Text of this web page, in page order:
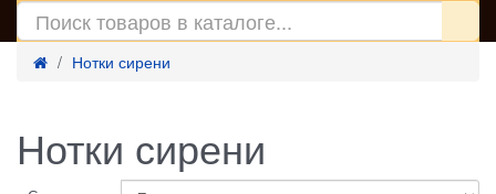
Нотки сирени
Нотки сирени